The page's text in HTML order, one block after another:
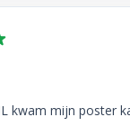
kwam mijn poster